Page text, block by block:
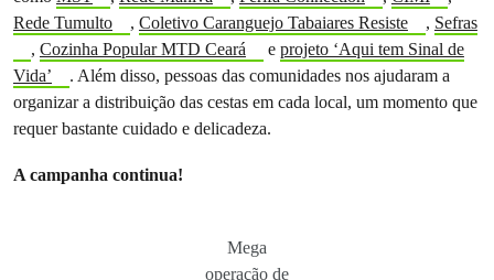
Rede Tumulto
, Coletivo Caranguejo Tabaiares Resiste , Sefras
, Cozinha Popular MTD Ceará e projeto ‘Aqui tem Sinal de
Vida’
. Além disso, pessoas das comunidades nos ajudaram a
organizar a distribuição das cestas em cada local, um momento que
requer bastante cuidado e delicadeza.
A campanha continua!
Mega
operação de